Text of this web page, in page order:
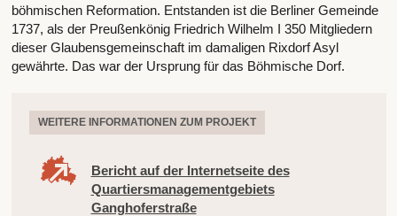
böhmischen Reformation. Entstanden ist die Berliner Gemeinde
1737, als der Preußenkönig Friedrich Wilhelm I 350 Mitgliedern
dieser Glaubensgemeinschaft im damaligen Rixdorf Asyl
gewährte. Das war der Ursprung für das Böhmische Dorf.
WEITERE INFORMATIONEN ZUM PROJEKT
Bericht auf der Internetseite des
Quartiersmanagementgebiets
Ganghoferstraße